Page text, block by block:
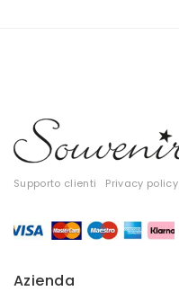
Tute
Tutti
Gift Card
Supporto clienti Privacy policy
Azienda